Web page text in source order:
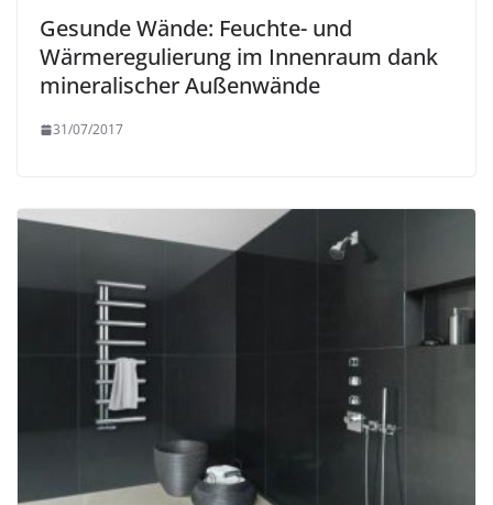
Gesunde Wände: Feuchte- und
Wärmeregulierung im Innenraum dank
mineralischer Außenwände
31/07/2017